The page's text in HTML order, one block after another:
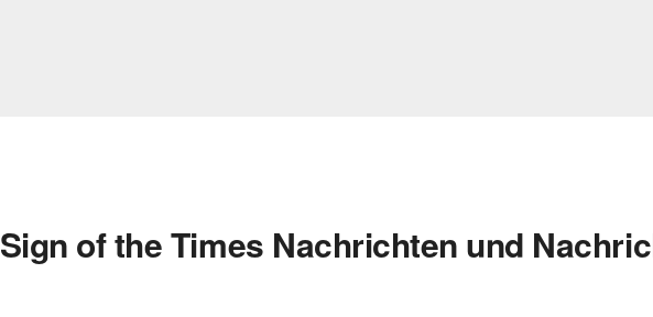
Sign of the Times Nachrichten und